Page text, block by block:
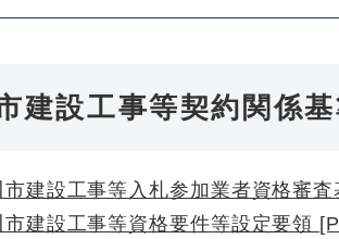
建設工事等契約関係
市建設工事等入札参加業者資格審
市建設工事等資格要件等設定要領